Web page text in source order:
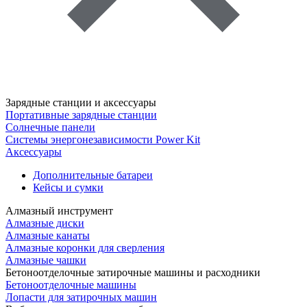
Зарядные станции и аксессуары
Портативные зарядные станции
Солнечные панели
Системы энергонезависимости Power Kit
Аксессуары
Дополнительные батареи
Кейсы и сумки
Алмазный инструмент
Алмазные диски
Алмазные канаты
Алмазные коронки для сверления
Алмазные чашки
Бетоноотделочные затирочные машины и расходники
Бетоноотделочные машины
Лопасти для затирочных машин